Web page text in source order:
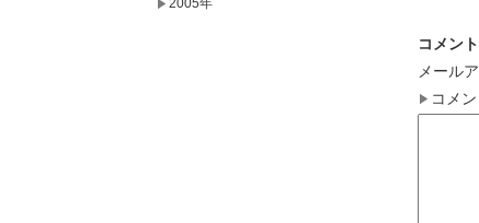
コメン
メール
コメン
2005年